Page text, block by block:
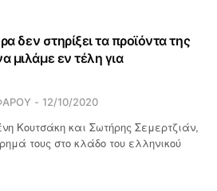
δεν στηρίξει τα προϊόντα της
μιλάμε εν τέλη για
12/10/2020
Κουτσάκη και Σωτήρης Σεμερτζιάν,
τους στο κλάδο του ελληνικού